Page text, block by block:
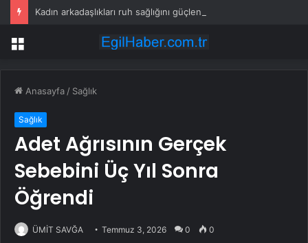
Kadın arkadaşlıkları ruh sağlığını güçlendiriyor
Menü
Anasayfa / Sağlık
Sağlık
Adet Ağrısının Gerçek
Sebebini Üç Yıl Sonra
Öğrendi
ÜMİT SAVĞA Temmuz 3, 2026 0 0